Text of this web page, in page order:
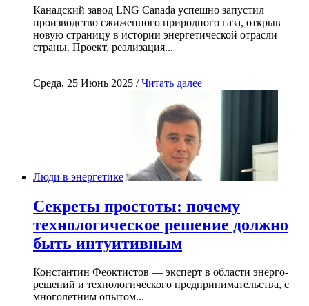
Канадский завод LNG Canada успешно запустил
производство сжиженного природного газа, открыв
новую страницу в истории энергетической отрасли
страны. Проект, реализация...
Среда, 25 Июнь 2025 /Читать далее
Люди в энергетике
Секреты простоты: почему
технологическое решение должно
быть интуитивным
Константин Феоктистов — эксперт в области энерго-
решений и технологического предпринимательства, с
многолетним опытом...